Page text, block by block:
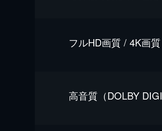
フルHD画質 / 4K画質
⾼⾳質（DOLBY